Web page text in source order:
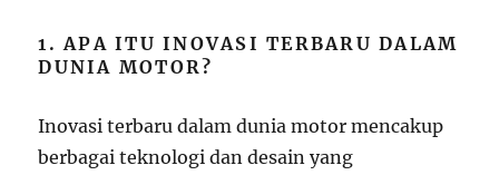
1. APA ITU INOVASI TERBARU DALAM
DUNIA MOTOR?
Inovasi terbaru dalam dunia motor mencakup
berbagai teknologi dan desain yang